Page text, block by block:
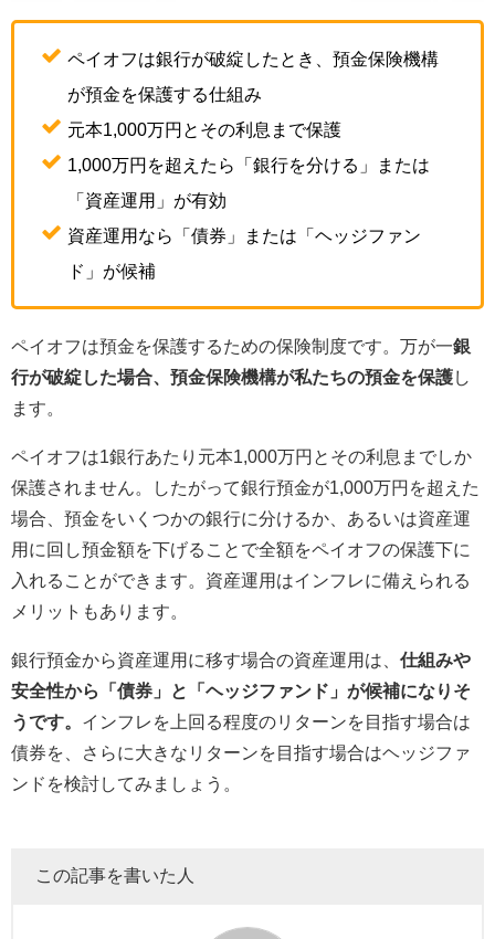
ペイオフは銀行が破綻したとき、預金保険機構
が預金を保護する仕組み
元本1,000万円とその利息まで保護
1,000万円を超えたら「銀行を分ける」または
「資産運用」が有効
資産運用なら「債券」または「ヘッジファン
ド」が候補
ペイオフは預金を保護するための保険制度です。万が一銀
行が破綻した場合、預金保険機構が私たちの預金を保護し
ます。
ペイオフは1銀行あたり元本1,000万円とその利息までしか
保護されません。したがって銀行預金が1,000万円を超えた
場合、預金をいくつかの銀行に分けるか、あるいは資産運
用に回し預金額を下げることで全額をペイオフの保護下に
入れることができます。資産運用はインフレに備えられる
メリットもあります。
銀行預金から資産運用に移す場合の資産運用は、 仕組みや
安全性から「債券」と「ヘッジファンド」が候補になりそ
うです。 インフレを上回る程度のリターンを目指す場合は
債券を、さらに大きなリターンを目指す場合はヘッジファ
ンドを検討してみましょう。
この記事を書いた人